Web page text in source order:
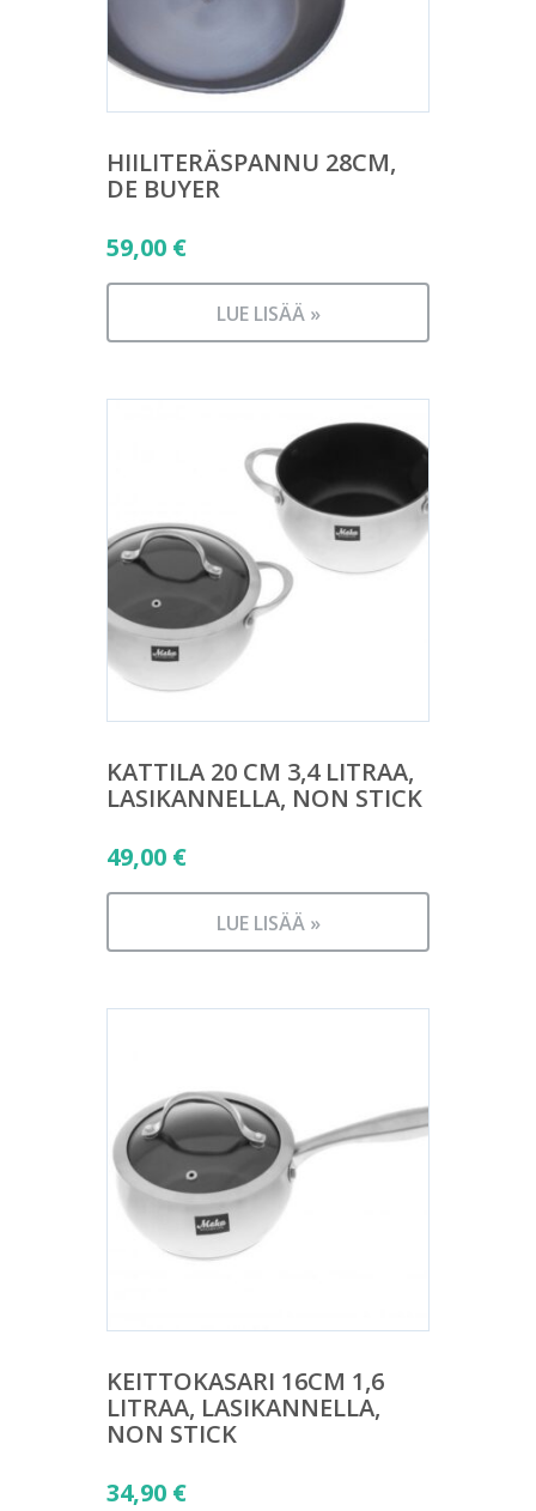
HIILITERÄSPANNU 28CM,
DE BUYER
59,00 €
LUE LISÄÄ »
KATTILA 20 CM 3,4 LITRAA,
LASIKANNELLA, NON STICK
49,00 €
LUE LISÄÄ »
KEITTOKASARI 16CM 1,6
LITRAA, LASIKANNELLA,
NON STICK
34,90 €